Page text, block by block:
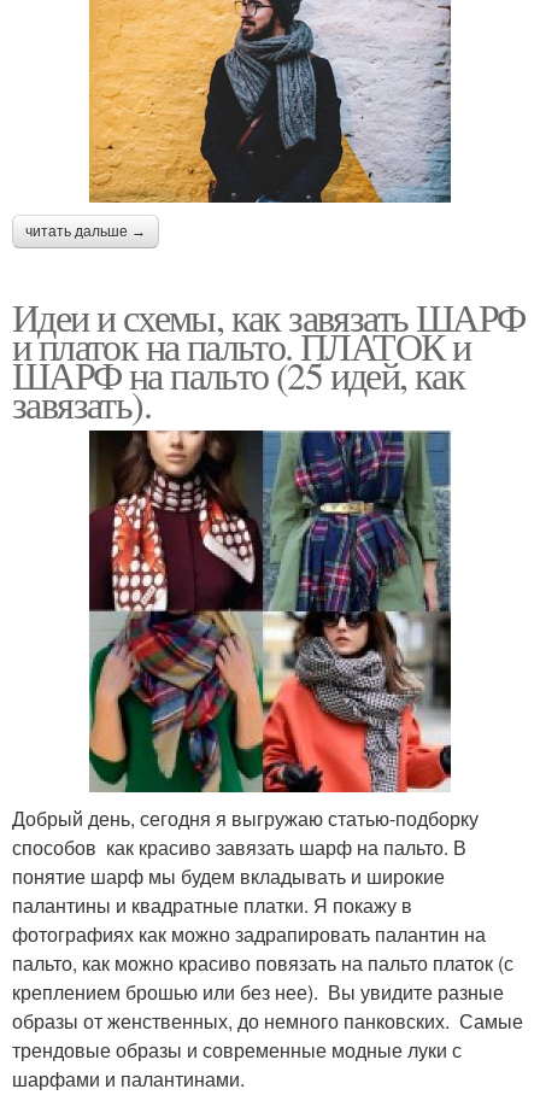
читать дальше →
Идеи и схемы, как завязать ШАРФ
и платок на пальто. ПЛАТОК и
ШАРФ на пальто (25 идей, как
завязать).
Добрый день, сегодня я выгружаю статью-подборку
способов как красиво завязать шарф на пальто. В
понятие шарф мы будем вкладывать и широкие
палантины и квадратные платки. Я покажу в
фотографиях как можно задрапировать палантин на
пальто, как можно красиво повязать на пальто платок (с
креплением брошью или без нее). Вы увидите разные
образы от женственных, до немного панковских. Самые
трендовые образы и современные модные луки с
шарфами и палантинами.